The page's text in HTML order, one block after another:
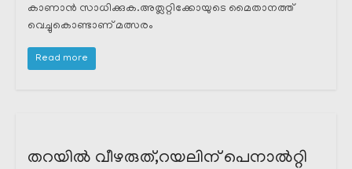
കാണാൻ സാധിക്കുക.അത്ലറ്റിക്കോയുടെ മൈതാനത്ത്
വെച്ചുകൊണ്ടാണ് മത്സരം
Read more
തറയിൽ വീഴരുത്,റയലിന് പെനാൽറ്റി